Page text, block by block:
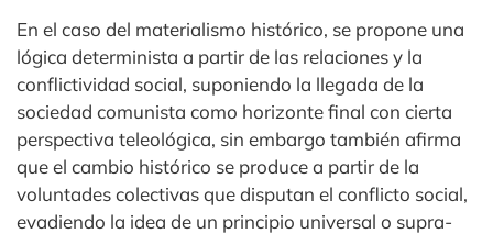
En el caso del materialismo histórico, se propone una
lógica determinista a partir de las relaciones y la
conflictividad social, suponiendo la llegada de la
sociedad comunista como horizonte final con cierta
perspectiva teleológica, sin embargo también afirma
que el cambio histórico se produce a partir de la
voluntades colectivas que disputan el conflicto social,
evadiendo la idea de un principio universal o supra-